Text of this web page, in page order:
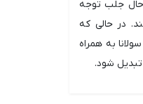
حال جلب توجه
در حالی که
به همراه
شود.